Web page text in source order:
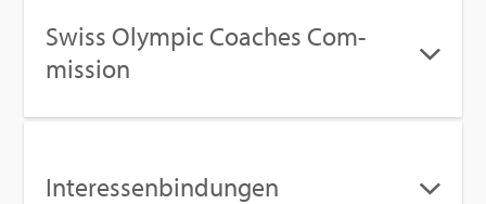
Swiss Olym­pic Coa­ches Com­
mis­si­on
In­ter­es­sen­bin­dun­gen